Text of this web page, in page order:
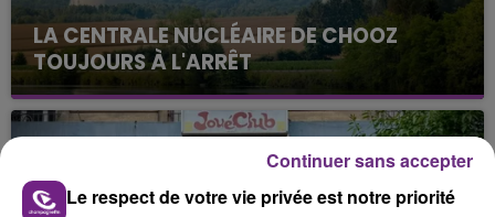
LA CENTRALE NUCLÉAIRE DE CHOOZ
TOUJOURS À L'ARRÊT
Cela fait déjà une semaine que la centrale
nucléaire ardennaise est à l'arrêt. Une situation
justifiée par la sécheresse intense qui est toujours
Le respect de votre vie privée est notre priorité
Continuer sans accepter